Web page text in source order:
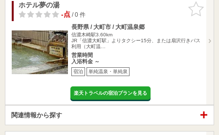
お気に入
りに追加
ホテル夢の湯
-点/ 0 件
長野県 / 大町市 / 大町温泉郷
信濃木崎駅3.60km
JR「信濃大町駅」よりタクシー15分、または扇沢行きバス
利用（大町温…
営業時間
入浴料金 ～
宿泊 単純温泉・単純泉
楽天トラベルの宿泊プランを見る
関連情報から探す